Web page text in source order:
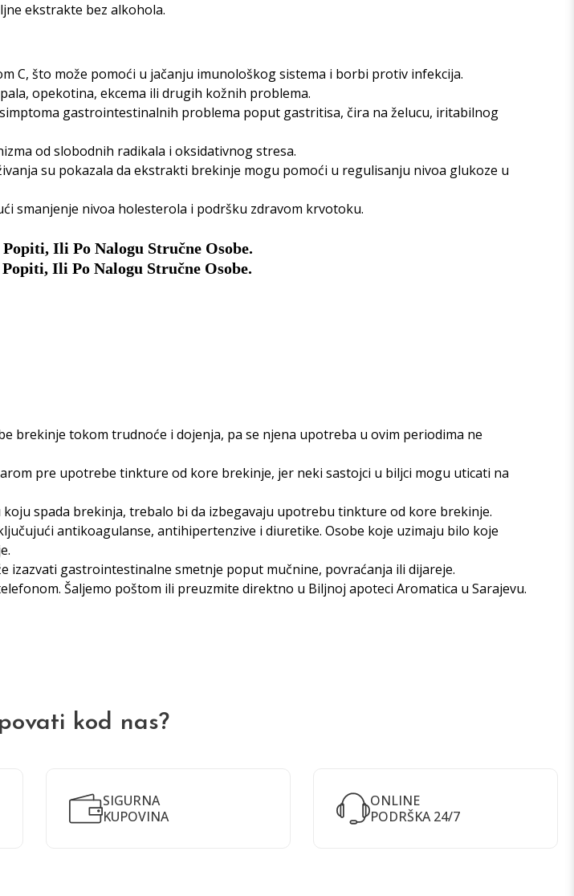
ekstrakte bez alkohola.
C, što može pomoći u jačanju imunološkog sistema i borbi protiv infekcija.
opekotina, ekcema ili drugih kožnih problema.
gastrointestinalnih problema poput gastritisa, čira na želucu, iritabilnog
od slobodnih radikala i oksidativnog stresa.
su pokazala da ekstrakti brekinje mogu pomoći u regulisanju nivoa glukoze u
smanjenje nivoa holesterola i podršku zdravom krvotoku.
Ili Po Nalogu Stručne Osobe.
Ili Po Nalogu Stručne Osobe.
brekinje tokom trudnoće i dojenja, pa se njena upotreba u ovim periodima ne
pre upotrebe tinkture od kore brekinje, jer neki sastojci u biljci mogu uticati na
koju spada brekinja, trebalo bi da izbegavaju upotrebu tinkture od kore brekinje.
antikoagulanse, antihipertenzive i diuretike. Osobe koje uzimaju bilo koje
izazvati gastrointestinalne smetnje poput mučnine, povraćanja ili dijareje.
Šaljemo poštom ili preuzmite direktno u Biljnoj apoteci Aromatica u Sarajevu.
kod nas?
SIGURNA
KUPOVINA
ONLINE
PODRŠKA 24/7